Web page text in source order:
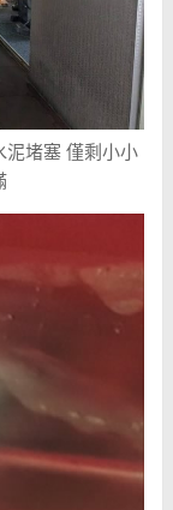
泥堵塞 僅剩小小